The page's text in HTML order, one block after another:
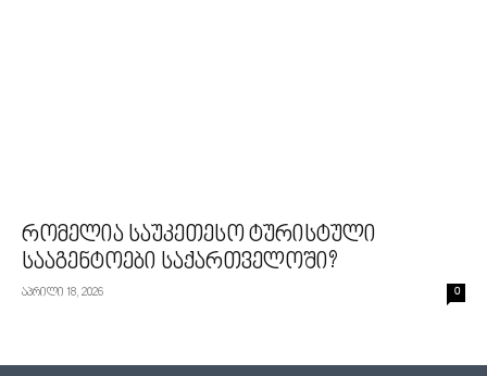
რომელია საუკეთესო ტურისტული
სააგენტოები საქართველოში?
აპრილი 18, 2026 0